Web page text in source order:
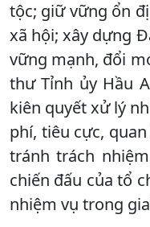
tộc; giữ vững ổn
xã hội; xây dựng
vững mạnh, đổi
thư Tỉnh ủy Hầu
kiên quyết xử lý
phí, tiêu cực,
tránh trách
chiến đấu của tổ
nhiệm vụ trong